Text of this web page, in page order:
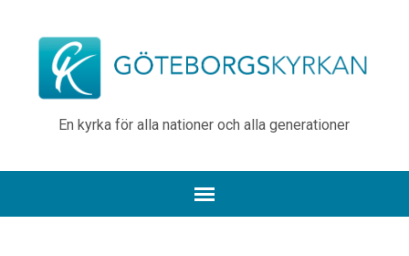
En kyrka för alla nationer och alla generationer